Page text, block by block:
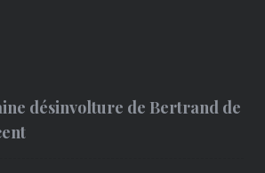
désinvolture de Bertrand de